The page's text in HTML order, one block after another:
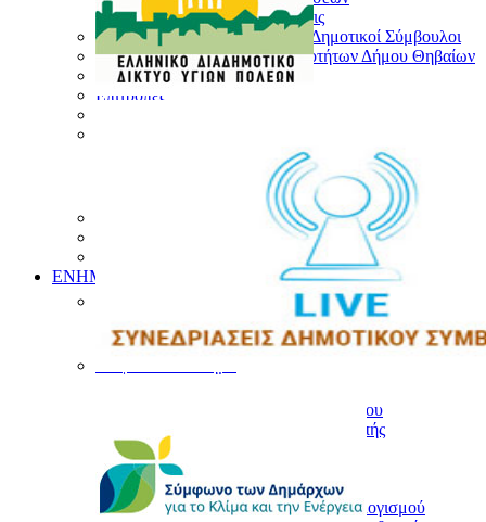
Παλαιότερες συνεδριάσεις
Αντιδήμαρχοι & Εντεταλμένοι Δημοτικοί Σύμβουλοι
Πρόεδροι και Σύμβουλοι Κοινοτήτων Δήμου Θηβαίων
Γενικός Γραμματέας
Επιτροπές
Διατελέσαντες Δήμαρχοι Θηβαίων
ΕΝΗΜΕΡΩΣΗ
Δελτία Τύπου – Ανακοινώσεις
Τα Νέα του Δήμου
Τα νέα των Συλλόγων
Αποφάσεις Δημοτικού Συμβουλίου
Αποφάσεις Οικονομικής Επιτροπής
Αποφάσεις Ποιότητας Ζωής
Διαύγεια
Απολογισμός Εσόδων Εξόδων
Δημοσίευση Στοιχείων Προϋπολογισμού